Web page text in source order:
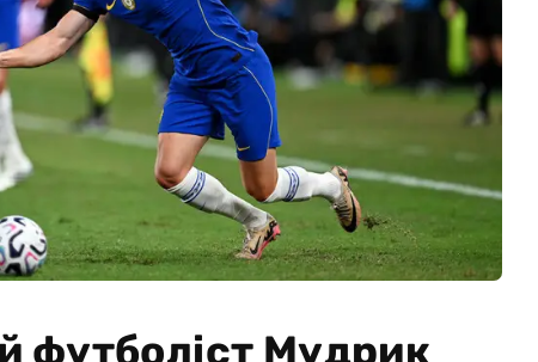
футболіст Мудрик